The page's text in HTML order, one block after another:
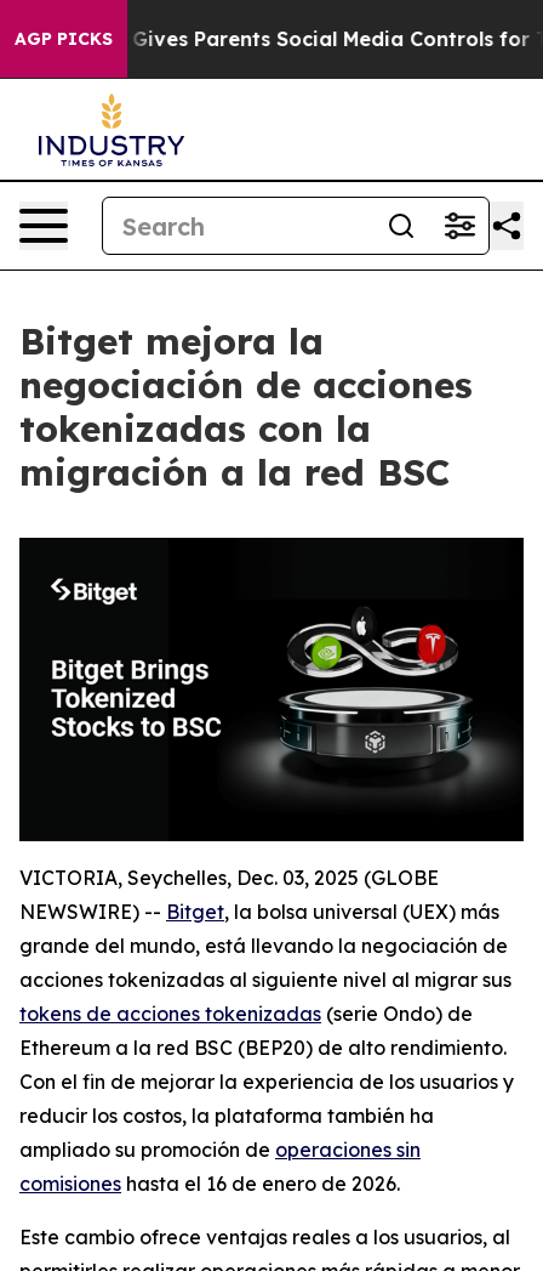
AGP PICKS
Brazil Gives Parents Social Media Controls for
Bitget mejora la
negociación de acciones
tokenizadas con la
migración a la red BSC
VICTORIA, Seychelles, Dec. 03, 2025 (GLOBE
NEWSWIRE) -- Bitget, la bolsa universal (UEX) más
grande del mundo, está llevando la negociación de
acciones tokenizadas al siguiente nivel al migrar sus
tokens de acciones tokenizadas (serie Ondo) de
Ethereum a la red BSC (BEP20) de alto rendimiento.
Con el fin de mejorar la experiencia de los usuarios y
reducir los costos, la plataforma también ha
ampliado su promoción de operaciones sin
comisiones hasta el 16 de enero de 2026.
Este cambio ofrece ventajas reales a los usuarios, al